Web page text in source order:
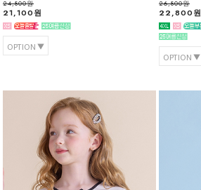
24,800원
21,100원
OPTION
26,800원
22,800원
OPTION